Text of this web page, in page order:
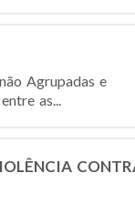
Agrupadas e
as...